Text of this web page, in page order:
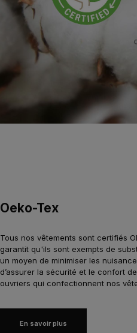
Oeko-Tex
Tous nos vêtements sont certifiés
garantit qu'ils sont exempts de
un moyen de minimiser les
d’assurer la sécurité et le confort
ouvriers qui confectionnent nos
En savoir plus